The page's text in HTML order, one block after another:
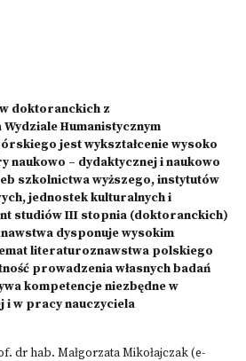
doktoranckich z
Humanistycznym
jest wykształcenie wysoko
naukowo – dydaktycznej i naukowo
szkolnictwa wyższego, instytutów
jednostek kulturalnych i
studiów III stopnia (doktoranckich)
dysponuje wysokim
literaturoznawstwa polskiego
prowadzenia własnych badań
kompetencje niezbędne w
i w pracy nauczyciela
dr hab. Małgorzata Mikołajczak (e-